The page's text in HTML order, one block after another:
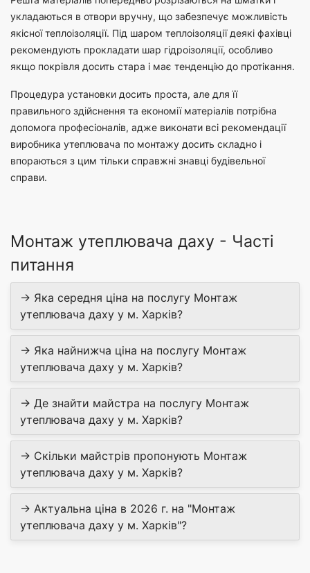
укладаються в отвори вручну, що забезпечує можливість
якісної теплоізоляції. Під шаром теплоізоляції деякі фахівці
рекомендують прокладати шар гідроізоляції, особливо
якщо покрівля досить стара і має тенденцію до протікання.
Процедура установки досить проста, але для її
правильного здійснення та економії матеріалів потрібна
допомога професіоналів, адже виконати всі рекомендації
виробника утеплювача по монтажу досить складно і
впораються з цим тільки справжні знавці будівельної
справи.
Монтаж утеплювача даху - Часті
питання
→ Яка середня ціна на послугу Монтаж
утеплювача даху у м. Харків?
→ Яка найнижча ціна на послугу Монтаж
утеплювача даху у м. Харків?
→ Де знайти майстра на послугу Монтаж
утеплювача даху у м. Харків?
→ Скільки майстрів пропонують Монтаж
утеплювача даху у м. Харків?
→ Актуальна ціна в 2026 г. на "Монтаж
утеплювача даху у м. Харків"?